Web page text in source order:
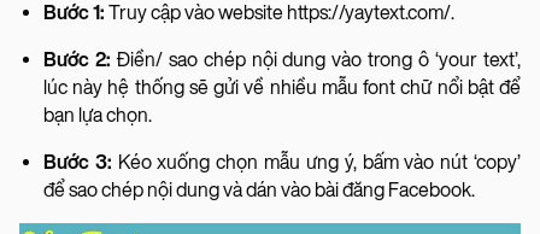
Bước 1: Truy cập vào website https://yaytext.com/.
Bước 2: Điền/ sao chép nội dung vào trong ô ‘your text’,
lúc này hệ thống sẽ gửi về nhiều mẫu font chữ nổi bật để
bạn lựa chọn.
Bước 3: Kéo xuống chọn mẫu ưng ý, bấm vào nút ‘copy’
để sao chép nội dung và dán vào bài đăng Facebook.